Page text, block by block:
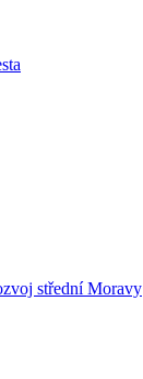
střední Moravy